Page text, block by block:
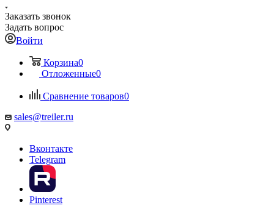
Заказать звонок
Задать вопрос
Войти
Корзина0
Отложенные0
Сравнение товаров0
sales@treiler.ru
Вконтакте
Telegram
Pinterest